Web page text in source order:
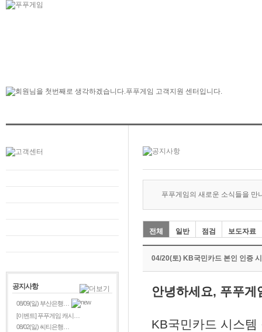
공지사항
08/09(일) 부산은행…
[이벤트] 푸푸게임 캐시…
08/02(일) 씨티은행…
푸푸게임의 새로운 소식들을 만
전체 일반 점검 보도자료
04/20(토) KB국민카드 본인 인증
안녕하세요, 푸푸게
KB국민카드 시스